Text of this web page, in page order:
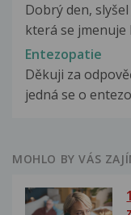
Dobrý den,
která se jmenuje
Entezopatie
Děkuji za
jedná se o
MOHLO BY VÁS